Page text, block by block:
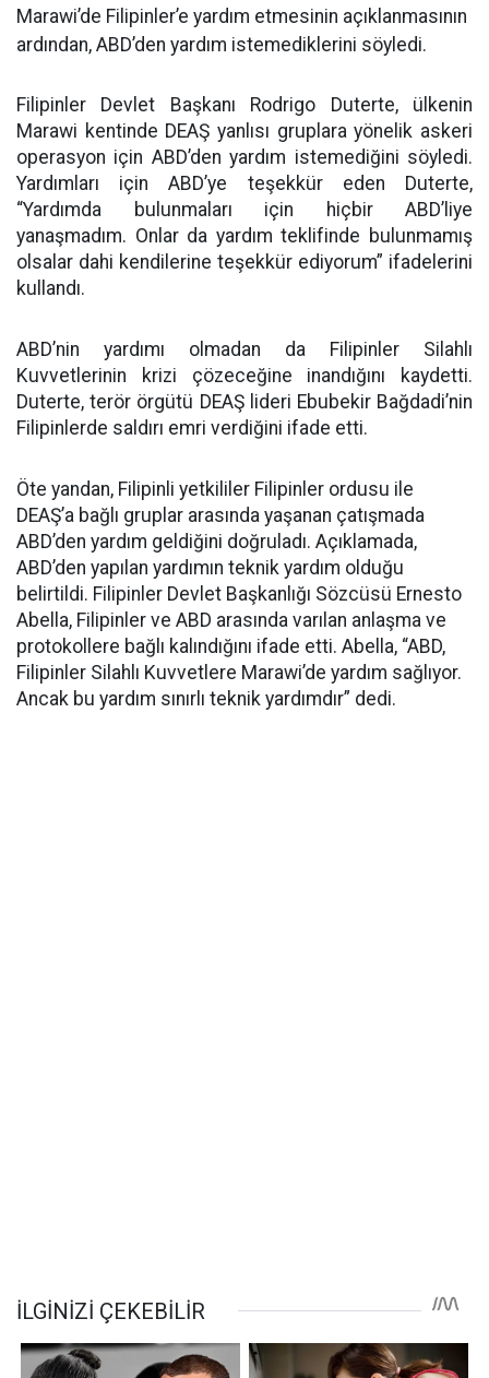
Marawi’de Filipinler’e yardım etmesinin açıklanmasının
ardından, ABD’den yardım istemediklerini söyledi.
Filipinler Devlet Başkanı Rodrigo Duterte, ülkenin
Marawi kentinde DEAŞ yanlısı gruplara yönelik askeri
operasyon için ABD’den yardım istemediğini söyledi.
Yardımları için ABD’ye teşekkür eden Duterte,
“Yardımda bulunmaları için hiçbir ABD’liye
yanaşmadım. Onlar da yardım teklifinde bulunmamış
olsalar dahi kendilerine teşekkür ediyorum” ifadelerini
kullandı.
ABD’nin yardımı olmadan da Filipinler Silahlı
Kuvvetlerinin krizi çözeceğine inandığını kaydetti.
Duterte, terör örgütü DEAŞ lideri Ebubekir Bağdadi’nin
Filipinlerde saldırı emri verdiğini ifade etti.
Öte yandan, Filipinli yetkililer Filipinler ordusu ile
DEAŞ’a bağlı gruplar arasında yaşanan çatışmada
ABD’den yardım geldiğini doğruladı. Açıklamada,
ABD’den yapılan yardımın teknik yardım olduğu
belirtildi. Filipinler Devlet Başkanlığı Sözcüsü Ernesto
Abella, Filipinler ve ABD arasında varılan anlaşma ve
protokollere bağlı kalındığını ifade etti. Abella, “ABD,
Filipinler Silahlı Kuvvetlere Marawi’de yardım sağlıyor.
Ancak bu yardım sınırlı teknik yardımdır” dedi.